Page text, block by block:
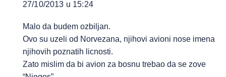
27/10/2013 u 15:24
Malo da budem ozbiljan.
Ovo su uzeli od Norvezana, njihovi avioni nose imena
njihovih poznatih licnosti.
Zato mislim da bi avion za bosnu trebao da se zove